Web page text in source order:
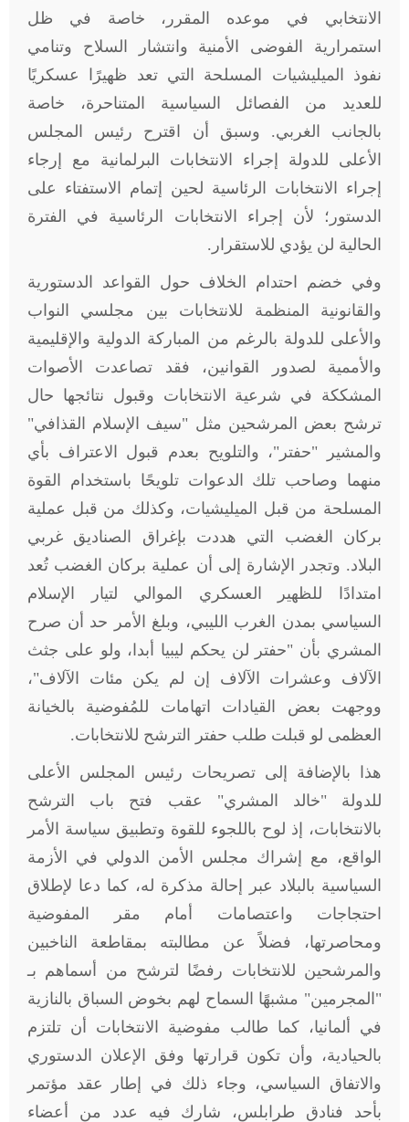
الانتخابي في موعده المقرر، خاصة في ظل
استمرارية الفوضى الأمنية وانتشار السلاح وتنامي
نفوذ الميليشيات المسلحة التي تعد ظهيرًا عسكريًا
للعديد من الفصائل السياسية المتناحرة، خاصة
بالجانب الغربي. وسبق أن اقترح رئيس المجلس
الأعلى للدولة إجراء الانتخابات البرلمانية مع إرجاء
إجراء الانتخابات الرئاسية لحين إتمام الاستفتاء على
الدستور؛ لأن إجراء الانتخابات الرئاسية في الفترة
الحالية لن يؤدي للاستقرار.
وفي خضم احتدام الخلاف حول القواعد الدستورية
والقانونية المنظمة للانتخابات بين مجلسي النواب
والأعلى للدولة بالرغم من المباركة الدولية والإقليمية
والأممية لصدور القوانين، فقد تصاعدت الأصوات
المشككة في شرعية الانتخابات وقبول نتائجها حال
ترشح بعض المرشحين مثل "سيف الإسلام القذافي"
والمشير "حفتر"، والتلويح بعدم قبول الاعتراف بأي
منهما وصاحب تلك الدعوات تلويحًا باستخدام القوة
المسلحة من قبل الميليشيات، وكذلك من قبل عملية
بركان الغضب التي هددت بإغراق الصناديق غربي
البلاد. وتجدر الإشارة إلى أن عملية بركان الغضب تُعد
امتدادًا للظهير العسكري الموالي لتيار الإسلام
السياسي بمدن الغرب الليبي، وبلغ الأمر حد أن صرح
المشري بأن "حفتر لن يحكم ليبيا أبدا، ولو على جثث
الآلاف وعشرات الآلاف إن لم يكن مئات الآلاف"،
ووجهت بعض القيادات اتهامات للمُفوضية بالخيانة
العظمى لو قبلت طلب حفتر الترشح للانتخابات.
هذا بالإضافة إلى تصريحات رئيس المجلس الأعلى
للدولة "خالد المشري" عقب فتح باب الترشح
بالانتخابات، إذ لوح باللجوء للقوة وتطبيق سياسة الأمر
الواقع، مع إشراك مجلس الأمن الدولي في الأزمة
السياسية بالبلاد عبر إحالة مذكرة له، كما دعا لإطلاق
احتجاجات واعتصامات أمام مقر المفوضية
ومحاصرتها، فضلاً عن مطالبته بمقاطعة الناخبين
والمرشحين للانتخابات رفضًا لترشح من أسماهم بـ
"المجرمين" مشبهًا السماح لهم بخوض السباق بالنازية
في ألمانيا، كما طالب مفوضية الانتخابات أن تلتزم
بالحيادية، وأن تكون قرارتها وفق الإعلان الدستوري
والاتفاق السياسي، وجاء ذلك في إطار عقد مؤتمر
بأحد فنادق طرابلس، شارك فيه عدد من أعضاء